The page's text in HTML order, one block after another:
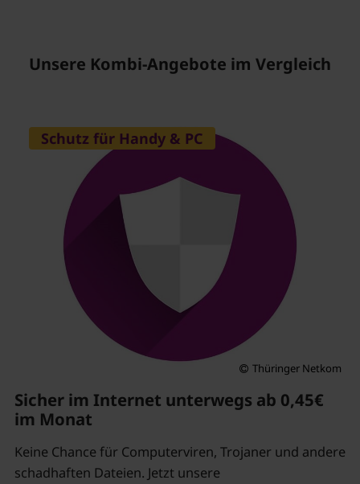
Unsere Kombi-Angebote im Vergleich
Thüringer Netkom
Schutz für Handy & PC
Sicher im Internet unterwegs ab 0,45€
im Monat
Keine Chance für Computerviren, Trojaner und andere
schadhaften Dateien. Jetzt unsere